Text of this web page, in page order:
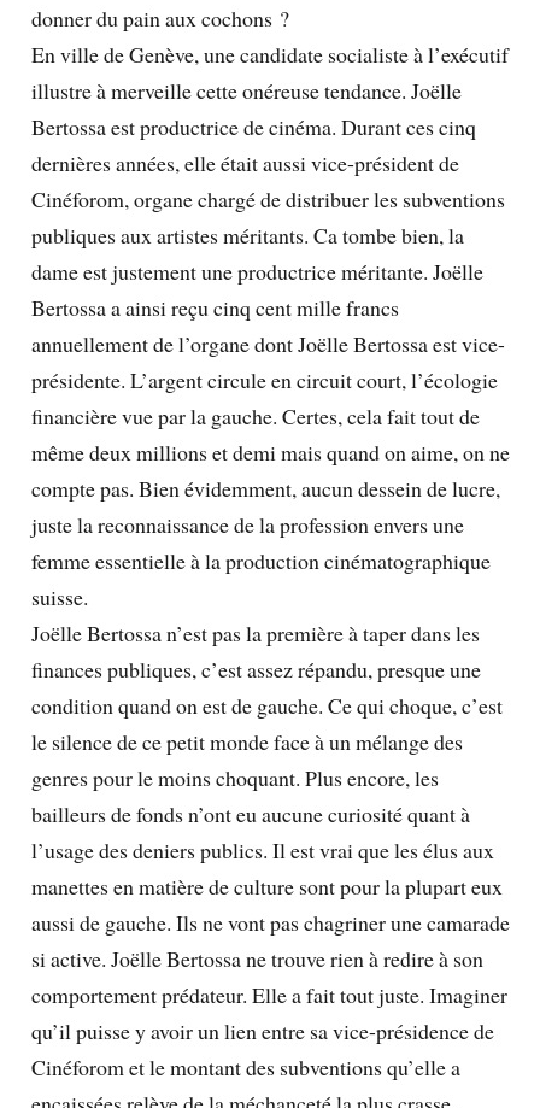
donner du pain aux cochons ?
En ville de Genève, une candidate socialiste à l’exécutif
illustre à merveille cette onéreuse tendance. Joëlle
Bertossa est productrice de cinéma. Durant ces cinq
dernières années, elle était aussi vice-président de
Cinéforom, organe chargé de distribuer les subventions
publiques aux artistes méritants. Ca tombe bien, la
dame est justement une productrice méritante. Joëlle
Bertossa a ainsi reçu cinq cent mille francs
annuellement de l’organe dont Joëlle Bertossa est vice-
présidente. L’argent circule en circuit court, l’écologie
financière vue par la gauche. Certes, cela fait tout de
même deux millions et demi mais quand on aime, on ne
compte pas. Bien évidemment, aucun dessein de lucre,
juste la reconnaissance de la profession envers une
femme essentielle à la production cinématographique
suisse.
Joëlle Bertossa n’est pas la première à taper dans les
finances publiques, c’est assez répandu, presque une
condition quand on est de gauche. Ce qui choque, c’est
le silence de ce petit monde face à un mélange des
genres pour le moins choquant. Plus encore, les
bailleurs de fonds n’ont eu aucune curiosité quant à
l’usage des deniers publics. Il est vrai que les élus aux
manettes en matière de culture sont pour la plupart eux
aussi de gauche. Ils ne vont pas chagriner une camarade
si active. Joëlle Bertossa ne trouve rien à redire à son
comportement prédateur. Elle a fait tout juste. Imaginer
qu’il puisse y avoir un lien entre sa vice-présidence de
Cinéforom et le montant des subventions qu’elle a